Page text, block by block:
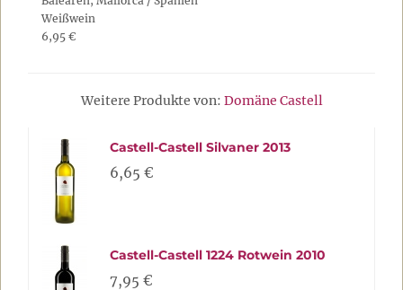
Weißwein
6,95 €
Weitere Produkte von: Domäne Castell
Castell-Castell Silvaner 2013
6,65 €
Castell-Castell 1224 Rotwein 2010
7,95 €